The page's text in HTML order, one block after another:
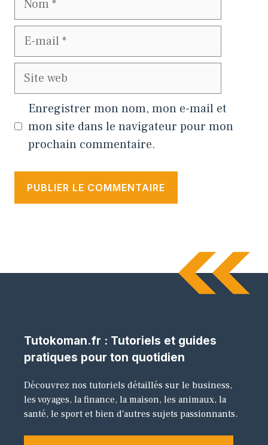
E-
Site
Enregistrer mon nom, mon e-mail et
mon site dans le navigateur pour mon
prochain commentaire.
Tutokoman.fr : Tutoriels et guides
pratiques pour ton quotidien
Découvrez nos tutoriels détaillés sur le business,
les voyages, la finance, la maison, les animaux, la
santé, le sport et bien d'autres sujets passionnants.